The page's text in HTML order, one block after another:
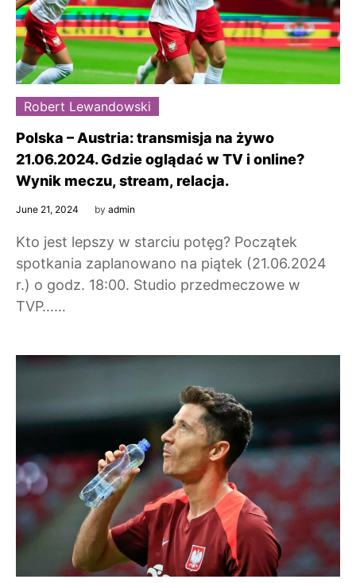
Robert Lewandowski
Polska – Austria: transmisja na żywo
21.06.2024. Gdzie oglądać w TV i online?
Wynik meczu, stream, relacja.
June 21, 2024 by admin
Kto jest lepszy w starciu potęg? Początek
spotkania zaplanowano na piątek (21.06.2024
r.) o godz. 18:00. Studio przedmeczowe w
TVP……